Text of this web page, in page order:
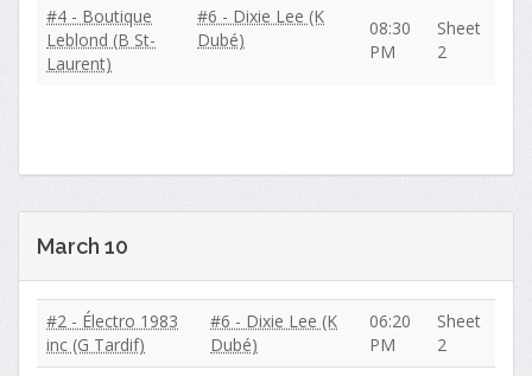
#4 - Boutique
Leblond (B St-
Laurent)
#6 - Dixie Lee (K
Dubé)
08:30
PM
Sheet
2
March 10
#2 - Électro 1983
inc (G Tardif)
#6 - Dixie Lee (K
Dubé)
06:20
PM
Sheet
2